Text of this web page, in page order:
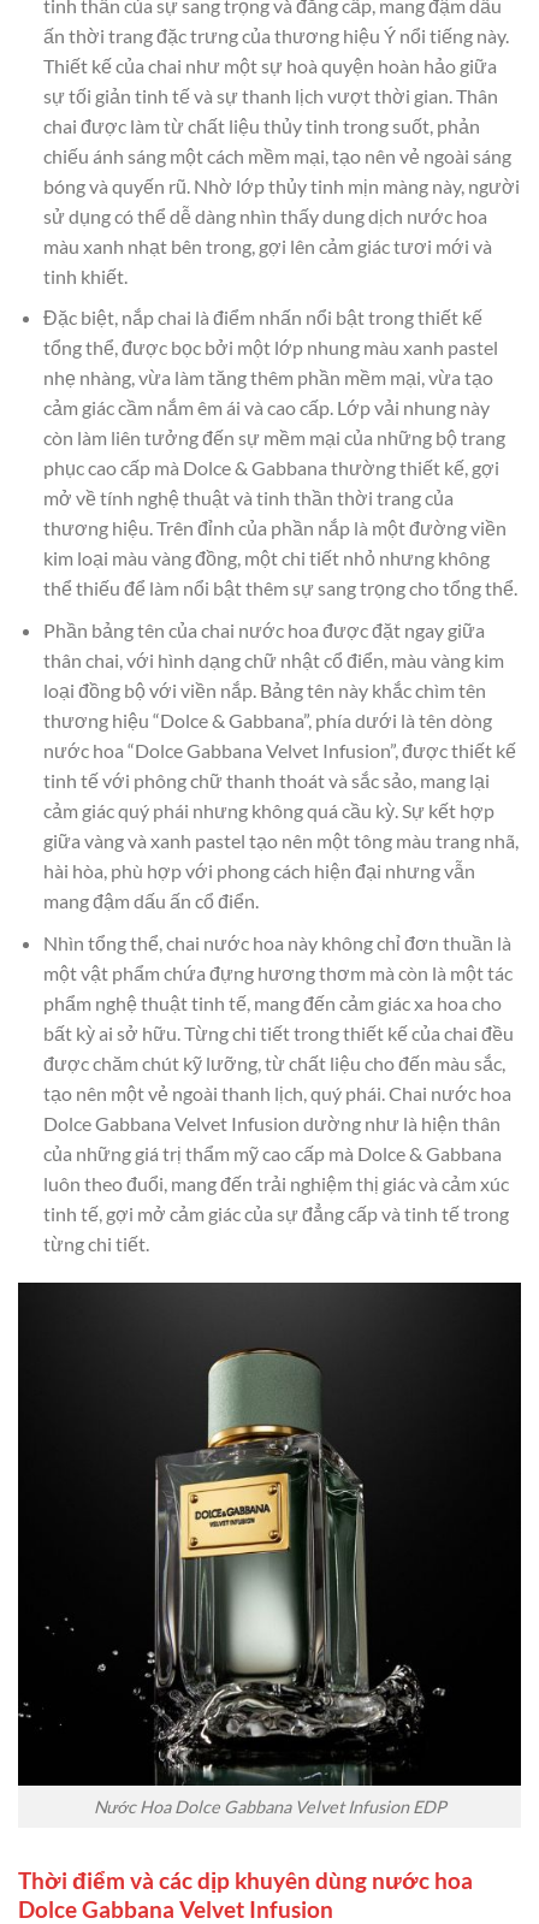
tinh thần của sự sang trọng và đẳng cấp, mang đậm dấu
ấn thời trang đặc trưng của thương hiệu Ý nổi tiếng này.
Thiết kế của chai như một sự hoà quyện hoàn hảo giữa
sự tối giản tinh tế và sự thanh lịch vượt thời gian. Thân
chai được làm từ chất liệu thủy tinh trong suốt, phản
chiếu ánh sáng một cách mềm mại, tạo nên vẻ ngoài sáng
bóng và quyến rũ. Nhờ lớp thủy tinh mịn màng này, người
sử dụng có thể dễ dàng nhìn thấy dung dịch nước hoa
màu xanh nhạt bên trong, gợi lên cảm giác tươi mới và
tinh khiết.
Đặc biệt, nắp chai là điểm nhấn nổi bật trong thiết kế
tổng thể, được bọc bởi một lớp nhung màu xanh pastel
nhẹ nhàng, vừa làm tăng thêm phần mềm mại, vừa tạo
cảm giác cầm nắm êm ái và cao cấp. Lớp vải nhung này
còn làm liên tưởng đến sự mềm mại của những bộ trang
phục cao cấp mà Dolce & Gabbana thường thiết kế, gợi
mở về tính nghệ thuật và tinh thần thời trang của
thương hiệu. Trên đỉnh của phần nắp là một đường viền
kim loại màu vàng đồng, một chi tiết nhỏ nhưng không
thể thiếu để làm nổi bật thêm sự sang trọng cho tổng thể.
Phần bảng tên của chai nước hoa được đặt ngay giữa
thân chai, với hình dạng chữ nhật cổ điển, màu vàng kim
loại đồng bộ với viền nắp. Bảng tên này khắc chìm tên
thương hiệu “Dolce & Gabbana”, phía dưới là tên dòng
nước hoa “Dolce Gabbana Velvet Infusion”, được thiết kế
tinh tế với phông chữ thanh thoát và sắc sảo, mang lại
cảm giác quý phái nhưng không quá cầu kỳ. Sự kết hợp
giữa vàng và xanh pastel tạo nên một tông màu trang nhã,
hài hòa, phù hợp với phong cách hiện đại nhưng vẫn
mang đậm dấu ấn cổ điển.
Nhìn tổng thể, chai nước hoa này không chỉ đơn thuần là
một vật phẩm chứa đựng hương thơm mà còn là một tác
phẩm nghệ thuật tinh tế, mang đến cảm giác xa hoa cho
bất kỳ ai sở hữu. Từng chi tiết trong thiết kế của chai đều
được chăm chút kỹ lưỡng, từ chất liệu cho đến màu sắc,
tạo nên một vẻ ngoài thanh lịch, quý phái. Chai nước hoa
Dolce Gabbana Velvet Infusion dường như là hiện thân
của những giá trị thẩm mỹ cao cấp mà Dolce & Gabbana
luôn theo đuổi, mang đến trải nghiệm thị giác và cảm xúc
tinh tế, gợi mở cảm giác của sự đẳng cấp và tinh tế trong
từng chi tiết.
Nước Hoa Dolce Gabbana Velvet Infusion EDP
Thời điểm và các dịp khuyên dùng nước hoa
Dolce Gabbana Velvet Infusion